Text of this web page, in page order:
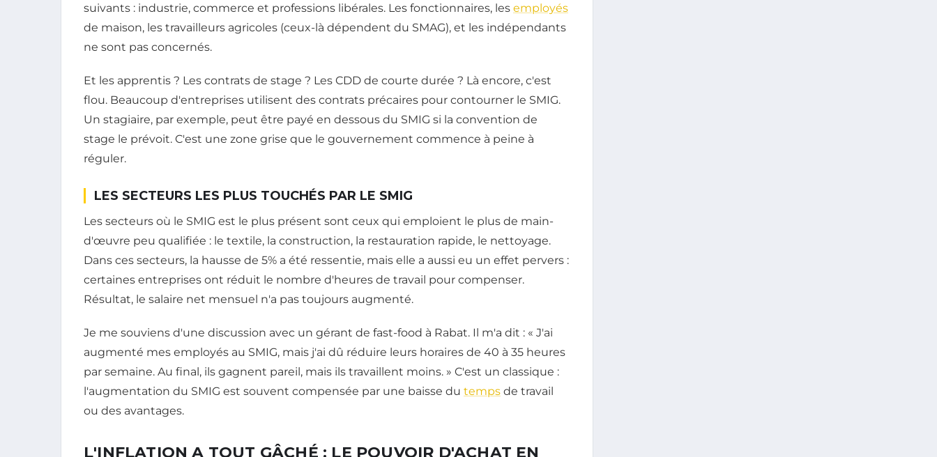
suivants : industrie, commerce et professions libérales. Les fonctionnaires, les employés
de maison, les travailleurs agricoles (ceux-là dépendent du SMAG), et les indépendants
ne sont pas concernés.
Et les apprentis ? Les contrats de stage ? Les CDD de courte durée ? Là encore, c'est
flou. Beaucoup d'entreprises utilisent des contrats précaires pour contourner le SMIG.
Un stagiaire, par exemple, peut être payé en dessous du SMIG si la convention de
stage le prévoit. C'est une zone grise que le gouvernement commence à peine à
réguler.
LES SECTEURS LES PLUS TOUCHÉS PAR LE SMIG
Les secteurs où le SMIG est le plus présent sont ceux qui emploient le plus de main-
d'œuvre peu qualifiée : le textile, la construction, la restauration rapide, le nettoyage.
Dans ces secteurs, la hausse de 5% a été ressentie, mais elle a aussi eu un effet pervers :
certaines entreprises ont réduit le nombre d'heures de travail pour compenser.
Résultat, le salaire net mensuel n'a pas toujours augmenté.
Je me souviens d'une discussion avec un gérant de fast-food à Rabat. Il m'a dit : « J'ai
augmenté mes employés au SMIG, mais j'ai dû réduire leurs horaires de 40 à 35 heures
par semaine. Au final, ils gagnent pareil, mais ils travaillent moins. » C'est un classique :
l'augmentation du SMIG est souvent compensée par une baisse du temps de travail
ou des avantages.
L'INFLATION A TOUT GÂCHÉ : LE POUVOIR D'ACHAT EN